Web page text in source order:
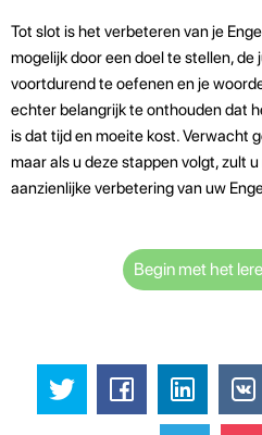
Tot slot is het verbeteren van je
mogelijk door een doel te stellen, de
voortdurend te oefenen en je
echter belangrijk te onthouden dat
is dat tijd en moeite kost. Verwacht
maar als u deze stappen volgt, zult
aanzienlijke verbetering van uw
Begin met het